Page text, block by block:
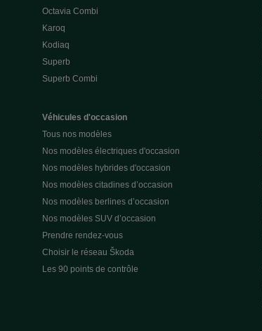
Octavia Combi
Karoq
Kodiaq
Superb
Superb Combi
Véhicules d'occasion
Tous nos modèles
Nos modèles électriques d'occasion
Nos modèles hybrides d'occasion
Nos modèles citadines d’occasion
Nos modèles berlines d’occasion
Nos modèles SUV d’occasion
Prendre rendez-vous
Choisir le réseau Škoda
Les 90 points de contrôle